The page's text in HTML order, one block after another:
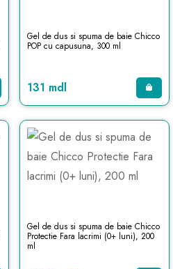
Gel de dus si spuma de baie Chicco
POP cu capusuna, 300 ml
131 mdl
Gel de dus si spuma de baie Chicco
Protectie Fara lacrimi (0+ luni), 200
ml